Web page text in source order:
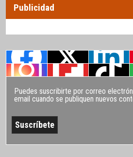
Publicidad
Puedes suscribirte por correo
email cuando se publiquen nuevos